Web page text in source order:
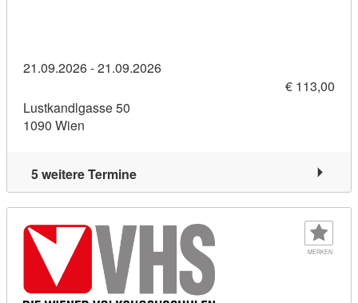
21.09.2026 - 21.09.2026
€ 113,00
Lustkandlgasse 50
1090 Wien
5 weitere Termine
MERKEN